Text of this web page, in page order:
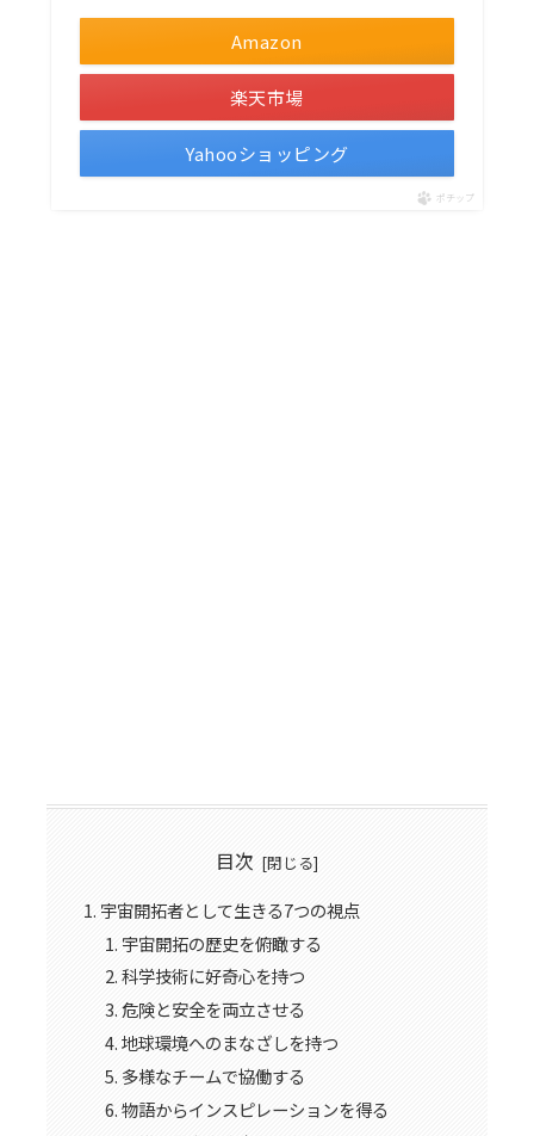
Amazon
楽天市場
Yahooショッピング
ポチップ
目次
宇宙開拓者として生きる7つの視点
宇宙開拓の歴史を俯瞰する
科学技術に好奇心を持つ
危険と安全を両立させる
地球環境へのまなざしを持つ
多様なチームで協働する
物語からインスピレーションを得る